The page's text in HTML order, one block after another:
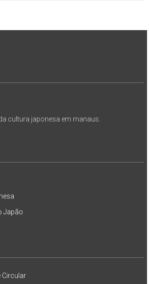
cultura japonesa em manaus.
Japão
Circular